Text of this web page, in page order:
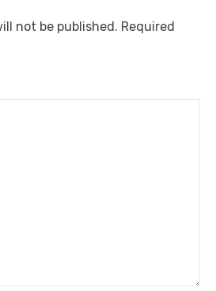
not be published. Required